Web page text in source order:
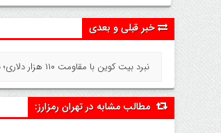
خبر قبلی و بعدی
نبرد بیت‌ کوین با مقاومت ۱۱۰ هزار دلاری؛ بازار در وضعیت تردید و انتظار »
مطالب مشابه در تهران رمزارز: